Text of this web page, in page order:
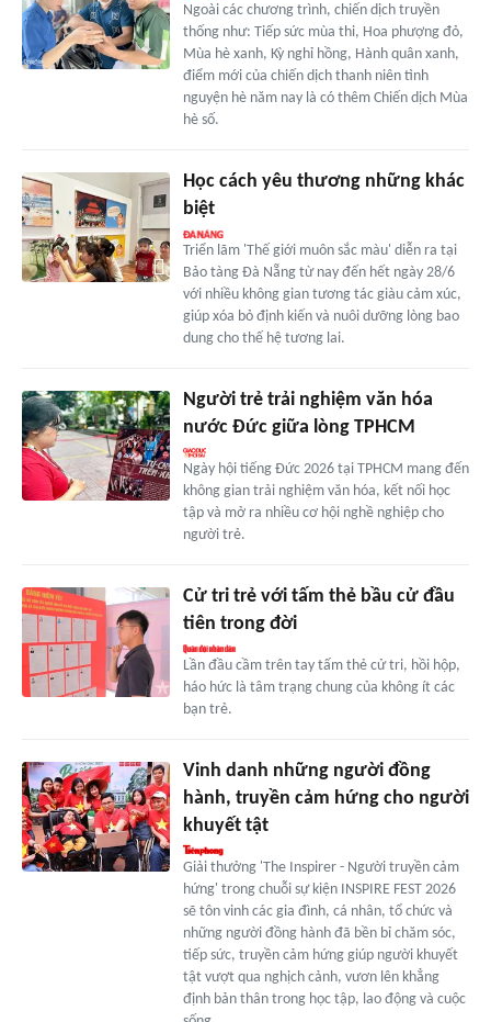
Ngoài các chương trình, chiến dịch truyền
thống như: Tiếp sức mùa thi, Hoa phượng đỏ,
Mùa hè xanh, Kỳ nghỉ hồng, Hành quân xanh,
điểm mới của chiến dịch thanh niên tình
nguyện hè năm nay là có thêm Chiến dịch Mùa
hè số.
Học cách yêu thương những khác
biệt
Triển lãm 'Thế giới muôn sắc màu' diễn ra tại
Bảo tàng Đà Nẵng từ nay đến hết ngày 28/6
với nhiều không gian tương tác giàu cảm xúc,
giúp xóa bỏ định kiến và nuôi dưỡng lòng bao
dung cho thế hệ tương lai.
Người trẻ trải nghiệm văn hóa
nước Đức giữa lòng TPHCM
Ngày hội tiếng Đức 2026 tại TPHCM mang đến
không gian trải nghiệm văn hóa, kết nối học
tập và mở ra nhiều cơ hội nghề nghiệp cho
người trẻ.
Cử tri trẻ với tấm thẻ bầu cử đầu
tiên trong đời
Lần đầu cầm trên tay tấm thẻ cử tri, hồi hộp,
háo hức là tâm trạng chung của không ít các
bạn trẻ.
Vinh danh những người đồng
hành, truyền cảm hứng cho người
khuyết tật
Giải thưởng 'The Inspirer - Người truyền cảm
hứng' trong chuỗi sự kiện INSPIRE FEST 2026
sẽ tôn vinh các gia đình, cá nhân, tổ chức và
những người đồng hành đã bền bỉ chăm sóc,
tiếp sức, truyền cảm hứng giúp người khuyết
tật vượt qua nghịch cảnh, vươn lên khẳng
định bản thân trong học tập, lao động và cuộc